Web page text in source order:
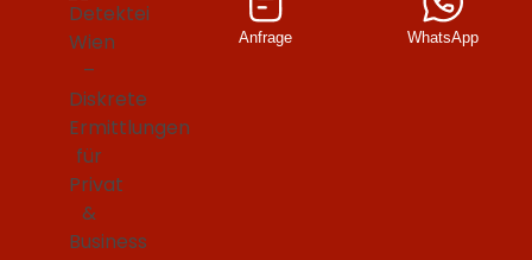
Anfrage WhatsApp